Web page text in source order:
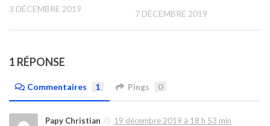
3 DÉCEMBRE 2019 7 DÉCEMBRE 2019
1 RÉPONSE
Commentaires 1 Pings 0
Papy Christian
19 décembre 2019 à 18 h 53 min